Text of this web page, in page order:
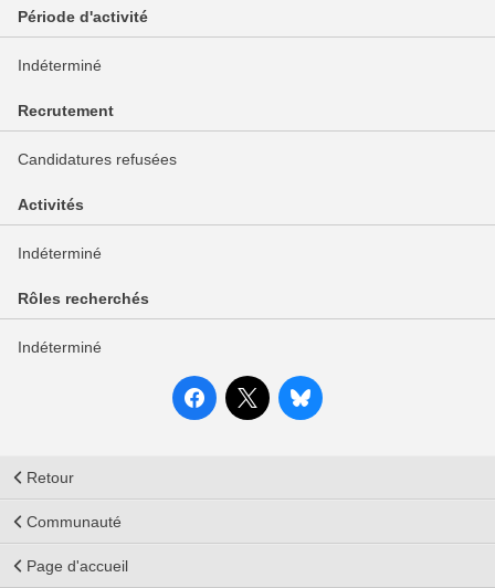
Période d'activité
Indéterminé
Recrutement
Candidatures refusées
Activités
Indéterminé
Rôles recherchés
Indéterminé
Retour
Communauté
Page d'accueil